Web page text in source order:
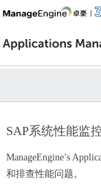
SAP系统性能监
ManageEngine’s
和排查性能问题。